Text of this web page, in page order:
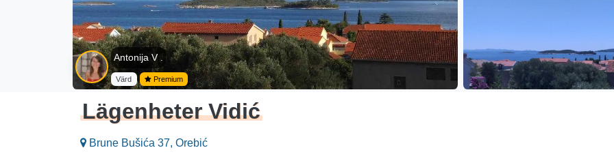
Antonija V .
Värd Premium
Lägenheter Vidić
Brune Bušića 37, Orebić